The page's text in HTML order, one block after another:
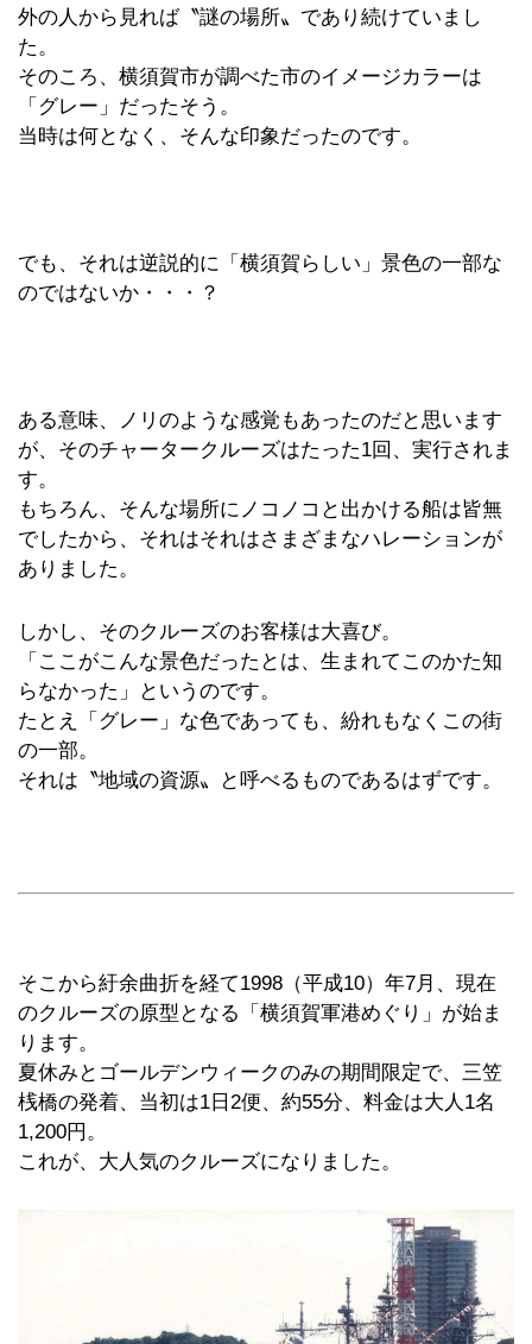
外の人から見れば〝謎の場所〟であり続けていまし
た。
そのころ、横須賀市が調べた市のイメージカラーは
「グレー」だったそう。
当時は何となく、そんな印象だったのです。
でも、それは逆説的に「横須賀らしい」景色の一部な
のではないか・・・？
ある意味、ノリのような感覚もあったのだと思います
が、そのチャータークルーズはたった1回、実行されま
す。
もちろん、そんな場所にノコノコと出かける船は皆無
でしたから、それはそれはさまざまなハレーションが
ありました。
しかし、そのクルーズのお客様は大喜び。
「ここがこんな景色だったとは、生まれてこのかた知
らなかった」というのです。
たとえ「グレー」な色であっても、紛れもなくこの街
の一部。
それは〝地域の資源〟と呼べるものであるはずです。
そこから紆余曲折を経て1998（平成10）年7月、現在
のクルーズの原型となる「横須賀軍港めぐり」が始ま
ります。
夏休みとゴールデンウィークのみの期間限定で、三笠
桟橋の発着、当初は1日2便、約55分、料金は大人1名
1,200円。
これが、大人気のクルーズになりました。